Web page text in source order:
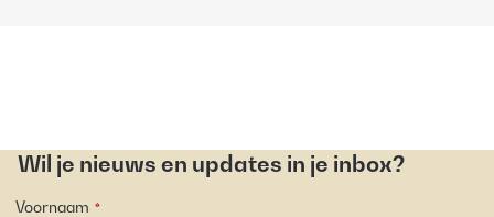
Wil je nieuws en updates in je inbox?
Voornaam *